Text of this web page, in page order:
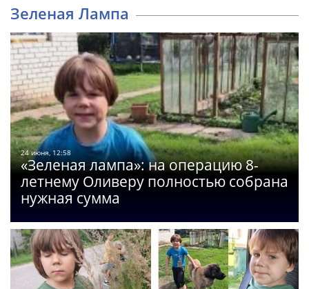
Зеленая Лампа
24 июня, 12:58
«Зеленая лампа»: на операцию 8-
летнему Оливеру полностью собрана
нужная сумма